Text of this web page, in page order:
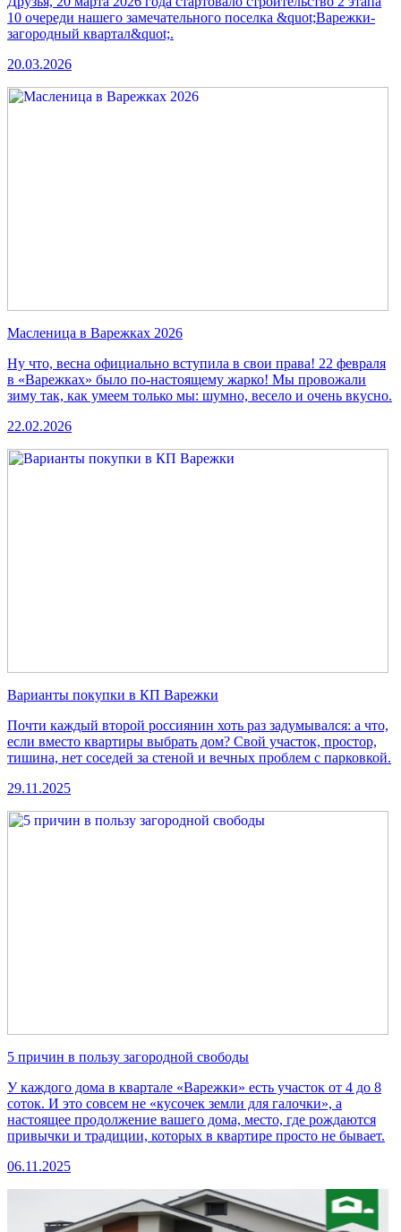
10 очереди нашего замечательного поселка &quot;Варежки-
загородный квартал&quot;.
20.03.2026
Масленица в Варежках 2026
Ну что, весна официально вступила в свои права! 22 февраля
в «Варежках» было по-настоящему жарко! Мы провожали
зиму так, как умеем только мы: шумно, весело и очень вкусно.
22.02.2026
Варианты покупки в КП Варежки
Почти каждый второй россиянин хоть раз задумывался: а что,
если вместо квартиры выбрать дом? Свой участок, простор,
тишина, нет соседей за стеной и вечных проблем с парковкой.
29.11.2025
5 причин в пользу загородной свободы
У каждого дома в квартале «Варежки» есть участок от 4 до 8
соток. И это совсем не «кусочек земли для галочки», а
настоящее продолжение вашего дома, место, где рождаются
привычки и традиции, которых в квартире просто не бывает.
06.11.2025